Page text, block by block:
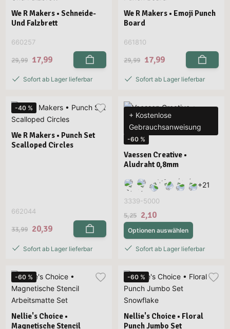
We R Makers • Schneide-
Und Falzbrett
660257
29,99 17,99
Sofort ab Lager lieferbar
We R Makers • Emoji Punch
Board
661810
29,99 17,99
Sofort ab Lager lieferbar
-40 %
We R Makers • Punch Set
Scalloped Circles
662044
33,99 20,39
Sofort ab Lager lieferbar
+ Kostenlose
Gebrauchsanweisung
-60 %
Vaessen Creative •
Aludraht 0,8mm
+21
3339-5000
5,25 2,10
Optionen auswählen
Sofort ab Lager lieferbar
-60 %
Nellie's Choice •
Magnetische Stencil
-60 %
Nellie's Choice • Floral
Punch Jumbo Set